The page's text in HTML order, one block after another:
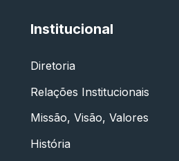
Institucional
Diretoria
Relações Institucionais
Missão, Visão, Valores
História